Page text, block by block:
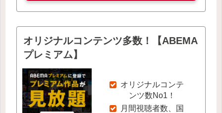
オリジナルコンテンツ多数！【ABEMA
プレミアム】
オリジナルコンテ
ンツ数No1！
月間視聴者数、国